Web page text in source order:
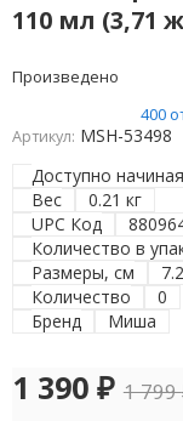
110 мл (3,71
Произведено
400
Артикул: MSH-53498
Доступно
Вес
0.21 кг
UPC Код
Количество в
Размеры, см
Количество
0
Бренд
Миша
1 390 ₽ 1 799